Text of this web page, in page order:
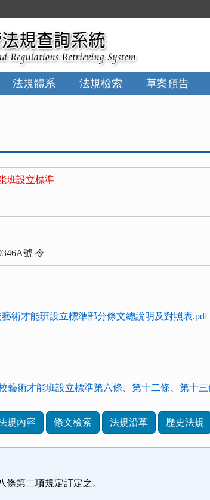
法規體系 法規檢索 草案預告
班設立標準
號 令
藝術才能班設立標準部分條文總說明及對照表.pdf
藝術才能班設立標準第六條、第十二條、第十
規內容 條文檢索 法規沿革 歷史法規
條第二項規定訂定之。